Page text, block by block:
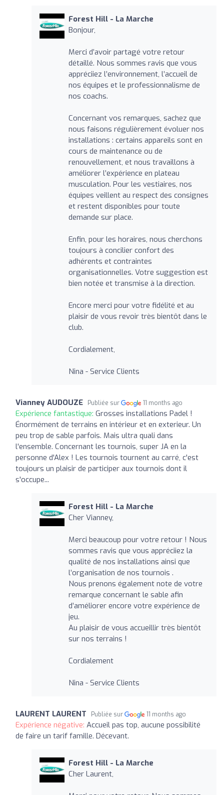
Forest Hill - La Marche
Bonjour,
Merci d’avoir partagé votre retour
détaillé. Nous sommes ravis que vous
appréciiez l’environnement, l’accueil de
nos équipes et le professionnalisme de
nos coachs.
Concernant vos remarques, sachez que
nous faisons régulièrement évoluer nos
installations : certains appareils sont en
cours de maintenance ou de
renouvellement, et nous travaillons à
améliorer l’expérience en plateau
musculation. Pour les vestiaires, nos
équipes veillent au respect des consignes
et restent disponibles pour toute
demande sur place.
Enfin, pour les horaires, nous cherchons
toujours à concilier confort des
adhérents et contraintes
organisationnelles. Votre suggestion est
bien notée et transmise à la direction.
Encore merci pour votre fidélité et au
plaisir de vous revoir très bientôt dans le
club.
Cordialement,
Nina - Service Clients
Vianney AUDOUZE Publiée sur 11 months ago
Expérience fantastique: Grosses installations Padel !
Énormément de terrains en intérieur et en exterieur. Un
peu trop de sable parfois. Mais ultra quali dans
l'ensemble. Concernant les tournois, super JA en la
personne d'Alex ! Les tournois tournent au carré, c'est
toujours un plaisir de participer aux tournois dont il
s'occupe...
Forest Hill - La Marche
Cher Vianney,
Merci beaucoup pour votre retour ! Nous
sommes ravis que vous appréciiez la
qualité de nos installations ainsi que
l’organisation de nos tournois .
Nous prenons également note de votre
remarque concernant le sable afin
d’améliorer encore votre expérience de
jeu.
Au plaisir de vous accueillir très bientôt
sur nos terrains !
Cordialement
Nina - Service Clients
LAURENT LAURENT Publiée sur 11 months ago
Expérience négative: Accueil pas top, aucune possibilité
de faire un tarif famille. Décevant.
Forest Hill - La Marche
Cher Laurent,